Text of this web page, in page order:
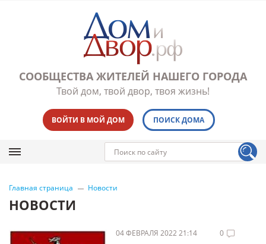
СООБЩЕСТВА ЖИТЕЛЕЙ НАШЕГО ГОРОДА
Твой дом, твой двор, твоя жизнь!
ВОЙТИ В МОЙ ДОМ ПОИСК ДОМА
Главная страница Новости
НОВОСТИ
04 ФЕВРАЛЯ 2022 21:14 0